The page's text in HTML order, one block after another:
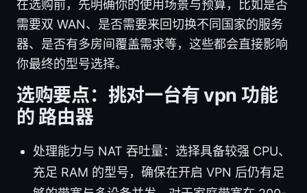
在选购前，先明确你的使用场景与预算，比如是否
需要双 WAN、是否需要来回切换不同国家的服务
器、是否有多房间覆盖需求等，这些都会直接影响
你最终的型号选择。
选购要点：挑对一台有 vpn 功能
的 路由器
处理能力与 NAT 吞吐量：选择具备较强 CPU、
充足 RAM 的型号，确保在开启 VPN 后仍有足